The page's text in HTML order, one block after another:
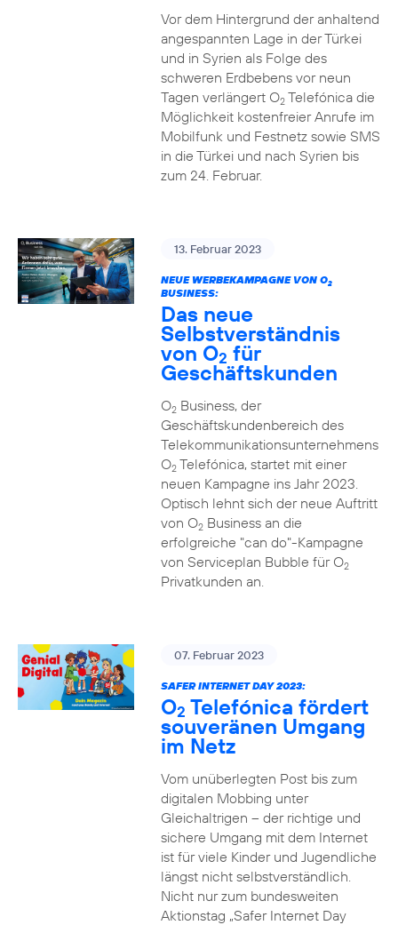
Vor dem Hintergrund der anhaltend
angespannten Lage in der Türkei
und in Syrien als Folge des
schweren Erdbebens vor neun
Tagen verlängert O2Telefónica die
Möglichkeit kostenfreier Anrufe im
Mobilfunk und Festnetz sowie SMS
in die Türkei und nach Syrien bis
zum 24. Februar.
13. Februar 2023
NEUE WERBEKAMPAGNE VON O2
BUSINESS:
Das neue
Selbstverständnis
von O2 für
Geschäftskunden
O2Business, der
Geschäftskundenbereich des
Telekommunikationsunternehmens
O2Telefónica, startet mit einer
neuen Kampagne ins Jahr 2023.
Optisch lehnt sich der neue Auftritt
von O2Business an die
erfolgreiche "can do"-Kampagne
von Serviceplan Bubble für O2
Privatkunden an.
07. Februar 2023
SAFER INTERNET DAY 2023:
O2 Telefónica fördert
souveränen Umgang
im Netz
Vom unüberlegten Post bis zum
digitalen Mobbing unter
Gleichaltrigen – der richtige und
sichere Umgang mit dem Internet
ist für viele Kinder und Jugendliche
längst nicht selbstverständlich.
Nicht nur zum bundesweiten
Aktionstag „Safer Internet Day